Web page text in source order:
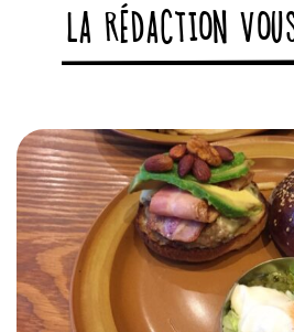
LA RÉDACTION